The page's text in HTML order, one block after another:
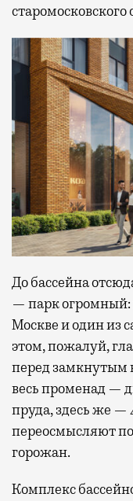
старомосковского
До бассейна
— парк огромный:
Москве и один из
этом, пожалуй,
перед замкнутым
весь променад —
пруда, здесь же —
переосмысляют
горожан.
Комплекс